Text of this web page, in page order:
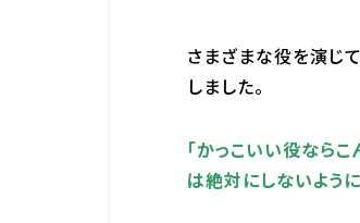
さまざまな役を演じ
しました。
「かっこいい役なら
は絶対にしないように